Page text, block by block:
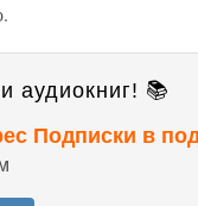
аудиокниг! 📚
Подписки в